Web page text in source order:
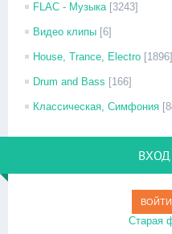
FLAC - Музыка [3243]
Видео клипы [6]
House, Trance, Electro [1896]
Drum and Bass [166]
Классическая, Симфония
ВОЙТИ
Старая